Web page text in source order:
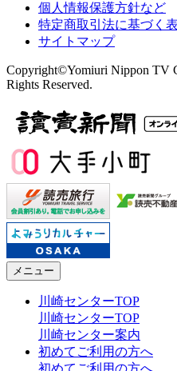
個人情報保護方針など
特定商取引法に基づく
サイトマップ
Copyright©Yomiuri Nippon TV
Rights Reserved.
メニュー
川崎センターTOP
川崎センターTOP
川崎センター案内
初めてご利用の方へ
初めてご利用の方へ